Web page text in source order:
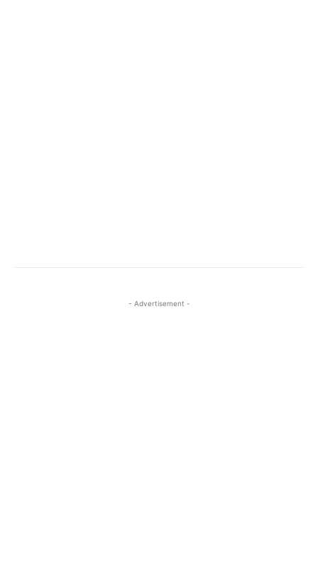
- Advertisement -